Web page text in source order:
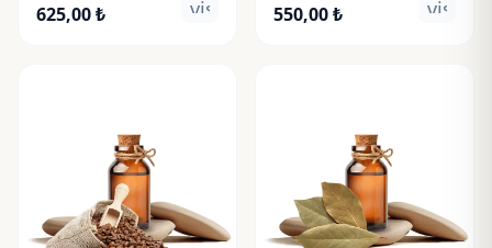
625,00₺Fiyat
visibility
550,00₺Fiyat